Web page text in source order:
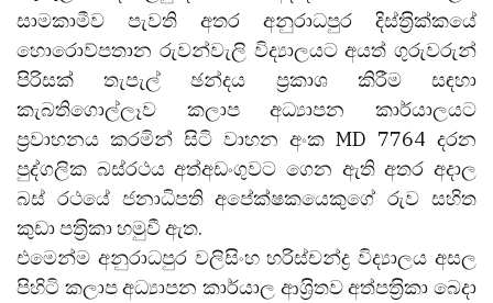
සාමකාමීව පැවති අතර අනුරාධපුර දිස්ත‍්‍රික්කයේ
හොරොව්පතාන රුවන්වැලි විද්‍යාලයට අයත් ගුරුවරුන්
පිරිසක් තැපැල් ඡන්දය ප‍්‍රකාශ කිරීම සඳහා
කැබතිගොල්ලෑව කලාප අධ්‍යාපන කාර්යාලයට
ප‍්‍රවාහනය කරමින් සිටි වාහන අංක MD 7764 දරන
පුද්ගලික බස්රථය අත්අඩංගුවට ගෙන ඇති අතර අදාල
බස් රථයේ ජනාධිපති අපේක්ෂකයෙකුගේ රුව සහිත
කුඩා පත‍්‍රිකා හමුවී ඇත.
එමෙන්ම අනුරාධපුර වලිසිංහ හරිස්චන්ද්‍ර විද්‍යාලය අසල
පිහිටි කලාප අධ්‍යාපන කාර්යාල ආශ‍්‍රිතව අත්පත‍්‍රිකා බෙදා